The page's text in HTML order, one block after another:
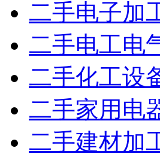
二手电子加
二手电工电
二手化工设
二手家用电
二手建材加